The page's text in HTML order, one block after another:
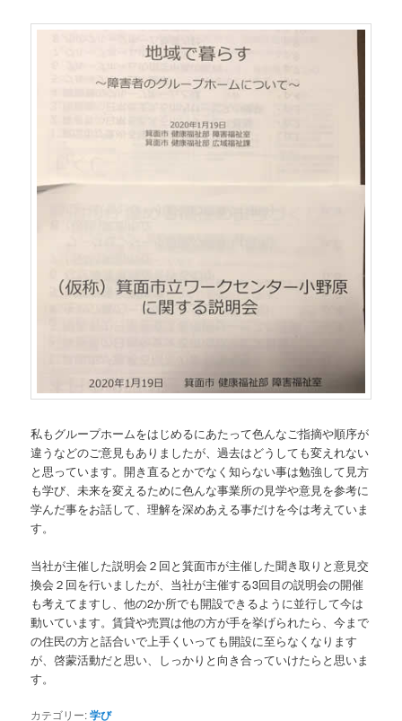
私もグループホームをはじめるにあたって色んなご指摘や順序が
違うなどのご意見もありましたが、過去はどうしても変えれない
と思っています。開き直るとかでなく知らない事は勉強して見方
も学び、未来を変えるために色んな事業所の見学や意見を参考に
学んだ事をお話して、理解を深めあえる事だけを今は考えていま
す。
当社が主催した説明会２回と箕面市が主催した聞き取りと意見交
換会２回を行いましたが、当社が主催する3回目の説明会の開催
も考えてますし、他の2か所でも開設できるように並行して今は
動いています。賃貸や売買は他の方が手を挙げられたら、今まで
の住民の方と話合いで上手くいっても開設に至らなくなります
が、啓蒙活動だと思い、しっかりと向き合っていけたらと思いま
す。
カテゴリー:学び